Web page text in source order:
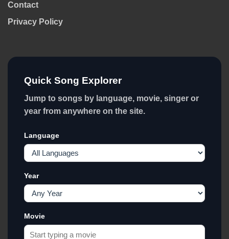
Contact
Privacy Policy
Quick Song Explorer
Jump to songs by language, movie, singer or
year from anywhere on the site.
Language
Year
Movie